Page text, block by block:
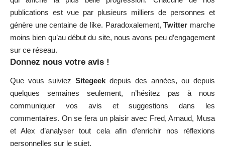
publications est vue par plusieurs milliers de personnes et
génère une centaine de like. Paradoxalement,Twitter marche
moins bien qu’au début du site, nous avons peu d’engagement
sur ce réseau.
Donnez nous votre avis !
Que vous suiviez Sitegeek depuis des années, ou depuis
quelques semaines seulement, n’hésitez pas à nous
communiquer vos avis et suggestions dans les
commentaires. On se fera un plaisir avec Fred, Arnaud, Musa
et Alex d’analyser tout cela afin d’enrichir nos réflexions
personnelles sur le sujet.